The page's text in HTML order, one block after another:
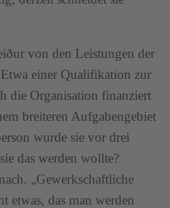
von den Leistungen der
einer Qualifikation zur
die Organisation finanziert
breiteren Aufgabengebiet
wurde sie vor drei
das werden wollte?
„Gewerkschaftliche
etwas, das man werden